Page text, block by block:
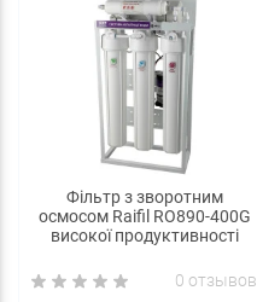
Фільтр з зворотним
осмосом Raifil RO890-400G
високої продуктивності
0 отзывов